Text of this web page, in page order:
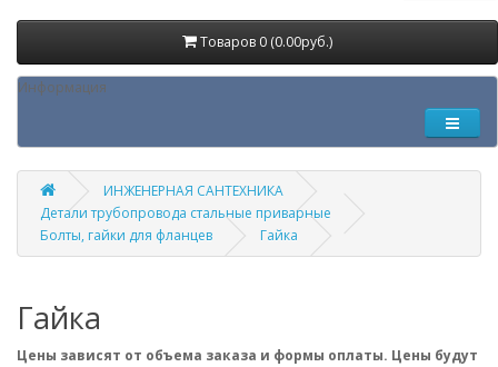
Товаров 0 (0.00руб.)
Информация
ИНЖЕНЕРНАЯ САНТЕХНИКА
Детали трубопровода стальные приварные
Болты, гайки для фланцев
Гайка
Гайка
Цены зависят от объема заказа и формы оплаты. Цены будут